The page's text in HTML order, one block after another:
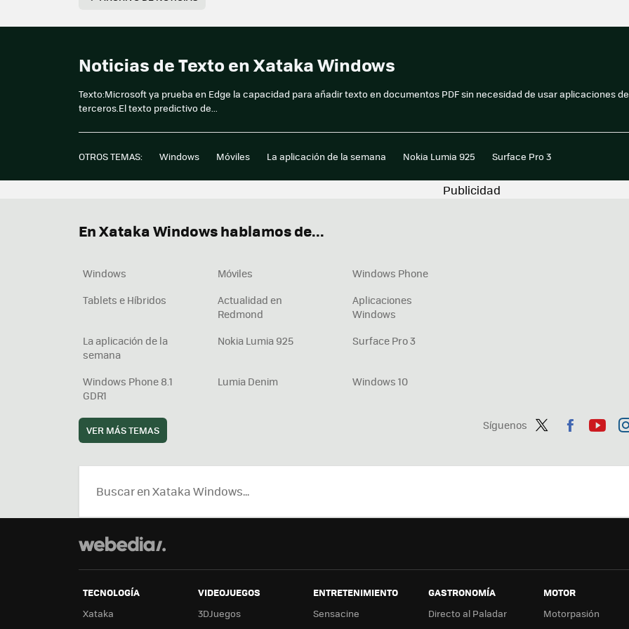
Noticias de Texto en Xataka Windows
Texto:Microsoft ya prueba en Edge la capacidad para añadir texto en documentos PDF sin necesidad de usar aplicaciones de
terceros.El texto predictivo de...
OTROS TEMAS: Windows Móviles La aplicación de la semana Nokia Lumia 925 Surface Pro 3
Síguenos
ter
ebo tub
En Xataka Windows hablamos de...
Windows Móviles
Windows Phone
Tablets e Híbridos
Actualidad en
Redmond
Aplicaciones
Windows
La aplicación de la
semana
Nokia Lumia 925 Surface Pro 3
Windows Phone 8.1
GDR1
Lumia Denim Windows 10
VER MÁS TEMAS
TECNOLOGÍA
Xataka
VIDEOJUEGOS
3DJuegos
ENTRETENIMIENTO
Sensacine
GASTRONOMÍA
Directo al Paladar
MOTOR
Motorpasión